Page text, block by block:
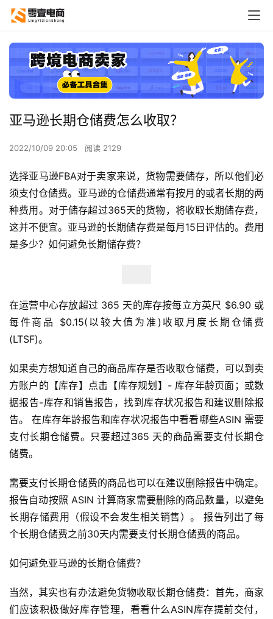
首
页
亚马逊长期仓储费怎么收取？
2022/10/09 20:05 阅读 2129
选择亚马逊FBA对于卖家来说，货物需要储存，所以他们必
须支付仓储费。亚马逊的仓储费通常有按月的或者长期的两
种费用。对于储存超过365天的货物，将收取长期储存费，
这并不便宜。亚马逊的长期储存费是每月15日评估的。费用
是多少？如何避免长期储存费？
在运营中心存放超过 365 天的库存按每立方英尺 $6.90 或
每件商品 $0.15(以较大值为准)收取月度长期仓储费
(LTSF)。
如果卖方想知道自己的商品库存是否收取仓储费，可以到卖
方账户的【库存】点击【库存规划】- 库存年龄页面；或数
据报告-库存和销售报告，找到库存状况报告和建议删除报
告。 在库存年龄报告和库存状况报告中看看哪些ASIN 需要
支付长期仓储费。只要超过365 天的商品需要支付长期仓
储费。
需要支付长期仓储费的商品也可以在建议删除报告中确定。
报告自动按照 ASIN 计算商家需要删除的商品数量，以避免
长期存储费用（假设不会发生相关销售）。 报告列出了每
个长期仓储费之前30天内需要支付长期仓储费的商品。
如何避免亚马逊的长期仓储费？
当然，其实也有办法避免货物收取长期仓储费：首先，商家
们应该积极做好库存管理，看看什么ASIN库存提前交付，